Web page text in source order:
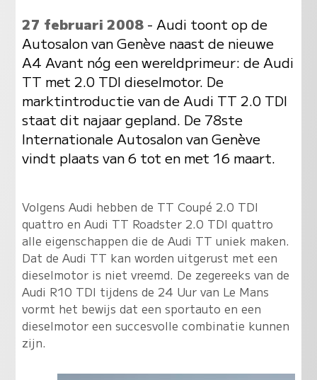
27 februari 2008- Audi toont op de
Autosalon van Genève naast de nieuwe
A4 Avant nóg een wereldprimeur: de Audi
TT met 2.0 TDI dieselmotor. De
marktintroductie van de Audi TT 2.0 TDI
staat dit najaar gepland. De 78ste
Internationale Autosalon van Genève
vindt plaats van 6 tot en met 16 maart.
Volgens Audi hebben de TT Coupé 2.0 TDI
quattro en Audi TT Roadster 2.0 TDI quattro
alle eigenschappen die de Audi TT uniek maken.
Dat de Audi TT kan worden uitgerust met een
dieselmotor is niet vreemd. De zegereeks van de
Audi R10 TDI tijdens de 24 Uur van Le Mans
vormt het bewijs dat een sportauto en een
dieselmotor een succesvolle combinatie kunnen
zijn.